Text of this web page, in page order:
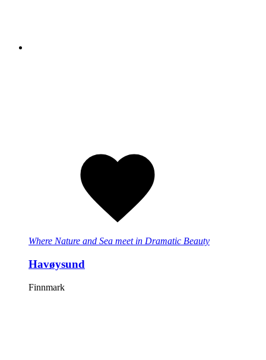
Where Nature and Sea meet in Dramatic Beauty
Havøysund
Finnmark